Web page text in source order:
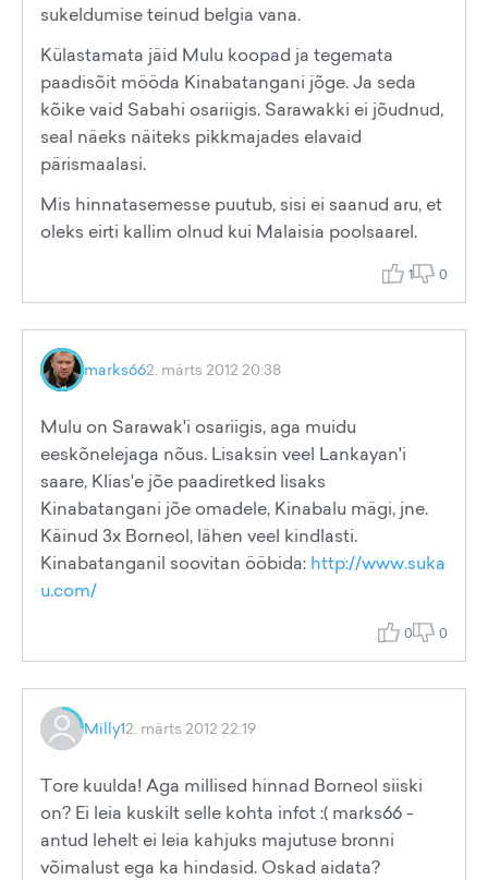
sukeldumise teinud belgia vana.
Külastamata jäid Mulu koopad ja tegemata
paadisõit mööda Kinabatangani jõge. Ja seda
kõike vaid Sabahi osariigis. Sarawakki ei jõudnud,
seal näeks näiteks pikkmajades elavaid
pärismaalasi.
Mis hinnatasemesse puutub, sisi ei saanud aru, et
oleks eirti kallim olnud kui Malaisia poolsaarel.
1 0
marks662. märts 2012 20:38
Mulu on Sarawak'i osariigis, aga muidu
eeskõnelejaga nõus. Lisaksin veel Lankayan'i
saare, Klias'e jõe paadiretked lisaks
Kinabatangani jõe omadele, Kinabalu mägi, jne.
Käinud 3x Borneol, lähen veel kindlasti.
Kinabatanganil soovitan ööbida: http://www.suka
u.com/
0 0
Milly12. märts 2012 22:19
Tore kuulda! Aga millised hinnad Borneol siiski
on? Ei leia kuskilt selle kohta infot :( marks66 -
antud lehelt ei leia kahjuks majutuse bronni
võimalust ega ka hindasid. Oskad aidata?